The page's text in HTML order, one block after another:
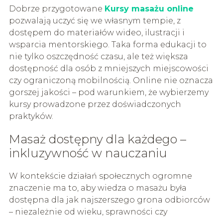
Dobrze przygotowane Kursy masażu online
pozwalają uczyć się we własnym tempie, z
dostępem do materiałów wideo, ilustracji i
wsparcia mentorskiego. Taka forma edukacji to
nie tylko oszczędność czasu, ale też większa
dostępność dla osób z mniejszych miejscowości
czy ograniczoną mobilnością. Online nie oznacza
gorszej jakości – pod warunkiem, że wybierzemy
kursy prowadzone przez doświadczonych
praktyków.
Masaż dostępny dla każdego –
inkluzywność w nauczaniu
W kontekście działań społecznych ogromne
znaczenie ma to, aby wiedza o masażu była
dostępna dla jak najszerszego grona odbiorców
– niezależnie od wieku, sprawności czy